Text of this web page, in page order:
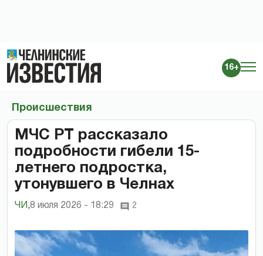
16+
Происшествия
МЧС РТ рассказало
подробности гибели 15-
летнего подростка,
утонувшего в Челнах
ЧИ ,8 июля 2026 - 18:29 2